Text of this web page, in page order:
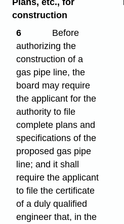
Plans, etc., for
construction
6
Before
authorizing the
construction of a
gas pipe line, the
board may require
the applicant for the
authority to file
complete plans and
specifications of the
proposed gas pipe
line; and it shall
require the applicant
to file the certificate
of a duly qualified
engineer that, in the